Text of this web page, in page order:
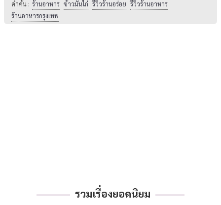
คำค้น : ร้านอาหาร ข้าวมันไก่ รีวิวร้านอร่อย รีวิวร้านอาหาร
ร้านอาหารกรุงเทพ
รวมเรื่องยอดนิยม